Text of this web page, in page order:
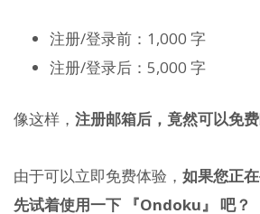
注册/登录前：1,000 字
注册/登录后：5,000 字
像这样， 注册邮箱后，竟然可以免
由于可以立即免费体验， 如果您正
先试着使用一下 『Ondoku』 吧？